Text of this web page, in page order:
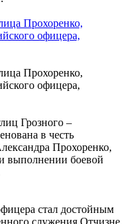
Прохоренко,
офицера,
Прохоренко,
офицера,
Грозного –
в честь
Прохоренко,
выполнении боевой
стал достойным
служения Отчизне.